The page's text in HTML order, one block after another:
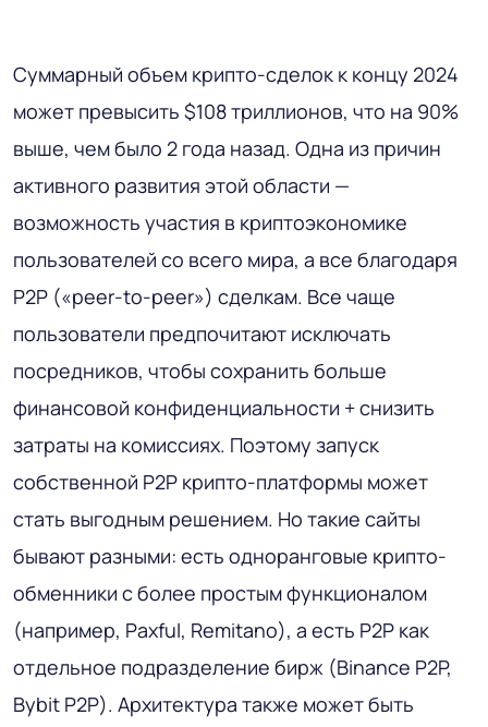
Суммарный объем крипто-сделок к концу 2024
может превысить $108 триллионов, что на 90%
выше, чем было 2 года назад. Одна из причин
активного развития этой области —
возможность участия в криптоэкономике
пользователей со всего мира, а все благодаря
P2P («peer-to-peer») сделкам. Все чаще
пользователи предпочитают исключать
посредников, чтобы сохранить больше
финансовой конфиденциальности + снизить
затраты на комиссиях. Поэтому запуск
собственной P2P крипто-платформы может
стать выгодным решением. Но такие сайты
бывают разными: есть одноранговые крипто-
обменники с более простым функционалом
(например, Paxful, Remitano), а есть P2P как
отдельное подразделение бирж (Binance P2P,
Bybit P2P). Архитектура также может быть